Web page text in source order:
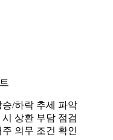
/하락 추세 파악
상환 부담 점검
의무 조건 확인